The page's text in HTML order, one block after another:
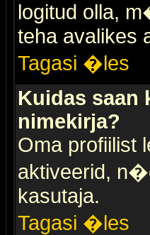
logitud olla,
teha avalikes
Tagasi �les
Kuidas saan
nimekirja?
Oma profiilist
aktiveerid,
kasutaja.
Tagasi �les